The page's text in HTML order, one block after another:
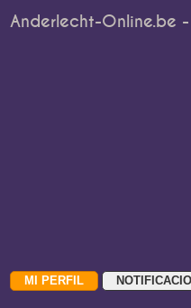
Anderlecht-Online.be -